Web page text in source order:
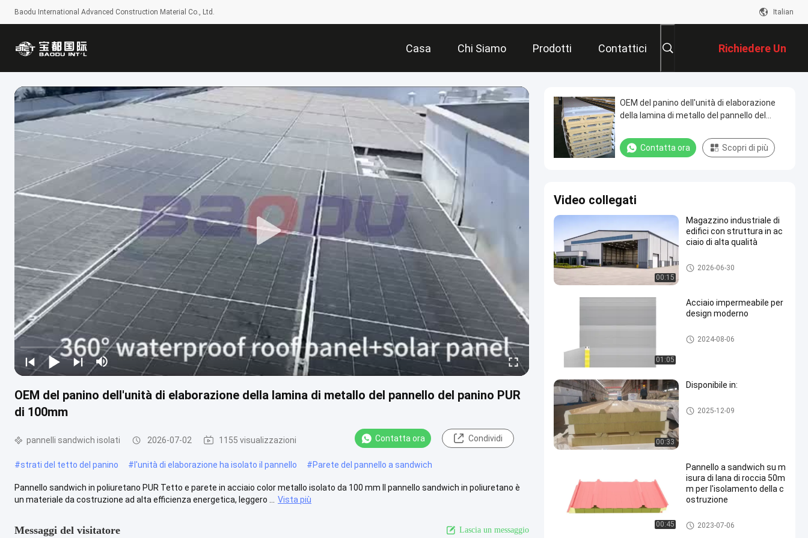
Baodu International Advanced Construction Material Co., Ltd. Italian
Casa Chi Siamo Prodotti Contattici Richiedere Un
Preventivo
OEM del panino dell'unità di elaborazione della lamina di metallo del pannello del panino PUR
di 100mm
pannelli sandwich isolati 2026-07-02 1155 visualizzazioni Contatta ora Condividi
#strati del tetto del panino #l'unità di elaborazione ha isolato il pannello #Parete del pannello a sandwich
Pannello sandwich in poliuretano PUR Tetto e parete in acciaio color metallo isolato da 100 mm Il pannello sandwich in poliuretano è
un materiale da costruzione ad alta efficienza energetica, leggero ...
Vista più
Messaggi del visitatore Lascia un messaggio
OEM del panino dell'unità di elaborazione
della lamina di metallo del pannello del
Contatta ora Scopri di più
Video collegati
00:15
Magazzino industriale di
edifici con struttura in ac
ciaio di alta qualità
Magazzino di strutture in acci
aio
2026-06-30
01:05
Acciaio impermeabile per
design moderno
pannelli sandwich isolati
2024-08-06
00:33
Disponibile in:
pannelli sandwich isolati
2025-12-09
00:45
Pannello a sandwich su m
isura di lana di roccia 50m
m per l'isolamento della c
ostruzione
pannelli sandwich isolati
2023-07-06